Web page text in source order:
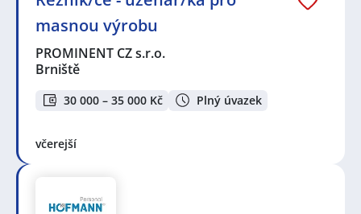
masnou výrobu
PROMINENT CZ s.r.o.
Brniště
30 000 – 35 000 Kč Plný úvazek
včerejší